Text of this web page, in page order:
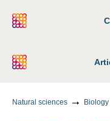
Natural sciences Biology